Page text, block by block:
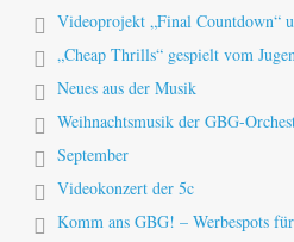
Videoprojekt „Final Countdown“
„Cheap Thrills“ gespielt vom
Neues aus der Musik
Weihnachtsmusik der GBG-
September
Videokonzert der 5c
Komm ans GBG! – Werbespots